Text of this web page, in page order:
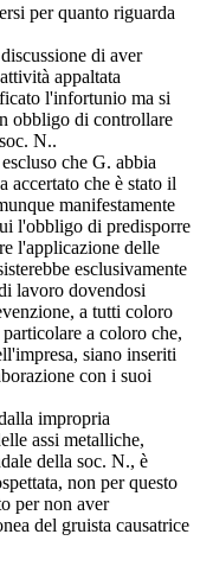
per quanto riguarda
di aver
appaltata
l'infortunio ma si
obbligo di controllare
N..
che G. abbia
accertato che è stato il
manifestamente
l'obbligo di predisporre
l'applicazione delle
esclusivamente
lavoro dovendosi
a tutti coloro
a coloro che,
siano inseriti
con i suoi
impropria
assi metalliche,
della soc. N., è
non per questo
per non aver
del gruista causatrice